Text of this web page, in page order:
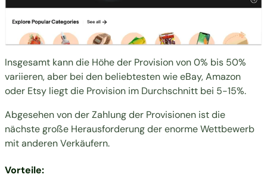
Insgesamt kann die Höhe der Provision von 0% bis 50%
variieren, aber bei den beliebtesten wie eBay, Amazon
oder Etsy liegt die Provision im Durchschnitt bei 5-15%.
Abgesehen von der Zahlung der Provisionen ist die
nächste große Herausforderung der enorme Wettbewerb
mit anderen Verkäufern.
Vorteile: